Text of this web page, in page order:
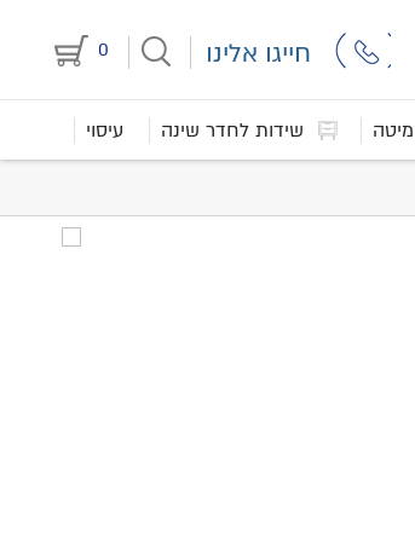
0 חייגו אלינו
שידות לחדר שינה עיסוי